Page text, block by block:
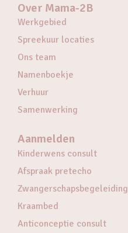
Over Mama-2B
Werkgebied
Spreekuur locaties
Ons team
Namenboekje
Verhuur
Samenwerking
Aanmelden
Kinderwens consult
Afspraak pretecho
Zwangerschapsbegeleiding
Kraambed
Anticonceptie consult